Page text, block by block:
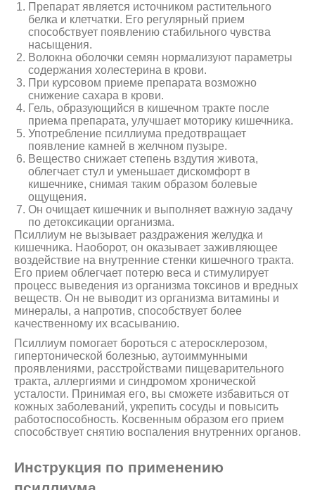
Препарат является источником растительного
белка и клетчатки. Его регулярный прием
способствует появлению стабильного чувства
насыщения.
Волокна оболочки семян нормализуют параметры
содержания холестерина в крови.
При курсовом приеме препарата возможно
снижение сахара в крови.
Гель, образующийся в кишечном тракте после
приема препарата, улучшает моторику кишечника.
Употребление псиллиума предотвращает
появление камней в желчном пузыре.
Вещество снижает степень вздутия живота,
облегчает стул и уменьшает дискомфорт в
кишечнике, снимая таким образом болевые
ощущения.
Он очищает кишечник и выполняет важную задачу
по детоксикации организма.
Псиллиум не вызывает раздражения желудка и
кишечника. Наоборот, он оказывает заживляющее
воздействие на внутренние стенки кишечного тракта.
Его прием облегчает потерю веса и стимулирует
процесс выведения из организма токсинов и вредных
веществ. Он не выводит из организма витамины и
минералы, а напротив, способствует более
качественному их всасыванию.
Псиллиум помогает бороться с атеросклерозом,
гипертонической болезнью, аутоиммунными
проявлениями, расстройствами пищеварительного
тракта, аллергиями и синдромом хронической
усталости. Принимая его, вы сможете избавиться от
кожных заболеваний, укрепить сосуды и повысить
работоспособность. Косвенным образом его прием
способствует снятию воспаления внутренних органов.
Инструкция по применению